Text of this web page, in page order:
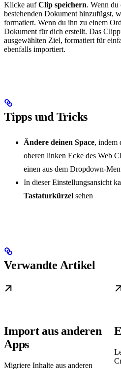
Klicke aufClip speichern. Wenn du
bestehenden Dokument hinzufügst,
formatiert. Wenn du ihn zu einem
Dokument für dich erstellt. Das
ausgewählten Ziel, formatiert für
ebenfalls importiert.
Tipps und Tricks
Ändere deinen Space, indem
oberen linken Ecke des Web
einen aus dem Dropdown-
In dieser Einstellungsansicht
Tastaturkürzel sehen
Verwandte Artikel
Import aus anderen
Apps
Migriere Inhalte aus anderen